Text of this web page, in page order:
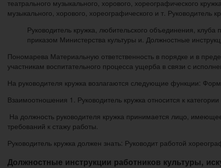
театрального музыкального, хорового, хореографического
музыкального, хорового, хореографического и т.
Руководитель кружка, любительского объединения,
приказом Министерства культуры и. Должностные
Пономарева Материальную ответственность в порядке и в
участникам воспитательного процесса ущерба в связи с
На руководителя кружка возлагаются следующие функции:
Взаимоотношения 1. Руководитель кружка относится к
На должность руководителя кружка принимается лицо,
требований к стажу работы.
Руководитель кружка должен знать: Руководит работой
Должностные инструкции работников культуры,